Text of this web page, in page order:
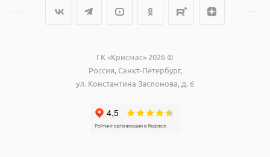
ГК «Крисмас» 2026 ©
Россия, Санкт-Петербург,
ул. Константина Заслонова, д. 6